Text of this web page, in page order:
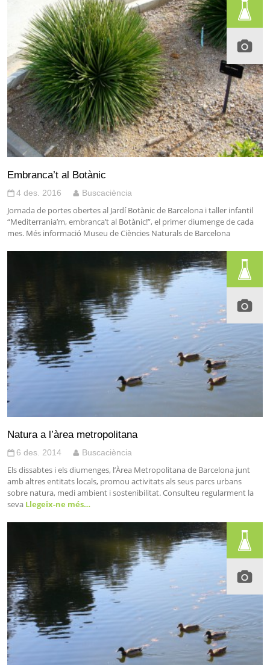
Embranca’t al Botànic
4 des. 2016 Buscaciència
Jornada de portes obertes al Jardí Botànic de Barcelona i taller infantil
“Mediterrania’m, embranca’t al Botànic!”, el primer diumenge de cada
mes. Més informació Museu de Ciències Naturals de Barcelona
Natura a l’àrea metropolitana
6 des. 2014 Buscaciència
Els dissabtes i els diumenges, l’Àrea Metropolitana de Barcelona junt
amb altres entitats locals, promou activitats als seus parcs urbans
sobre natura, medi ambient i sostenibilitat. Consulteu regularment la
seva Llegeix-ne més…